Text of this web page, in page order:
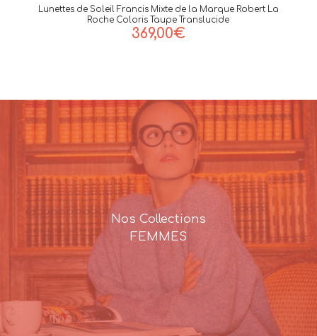
Lunettes de Soleil Francis Mixte de la Marque Robert La
Roche Coloris Taupe Translucide
369,00€
Nos Collections
FEMMES